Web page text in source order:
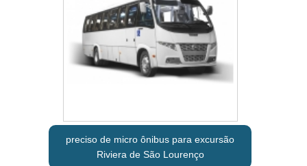
preciso de micro ônibus para excursão
Riviera de São Lourenço